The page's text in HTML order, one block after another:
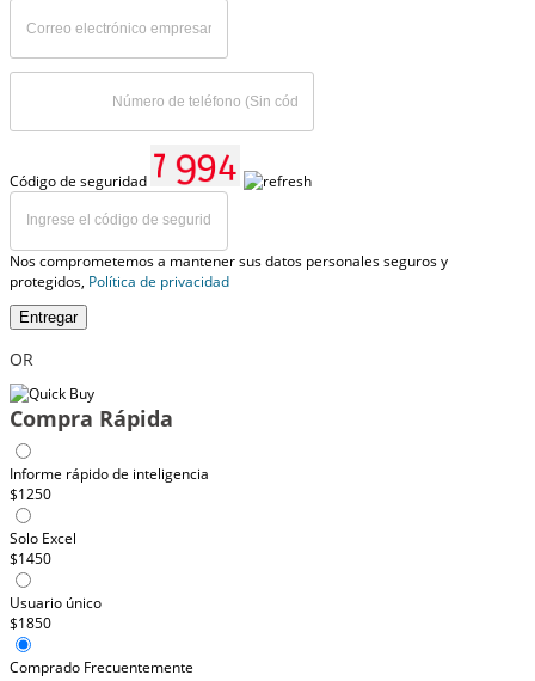
Código de seguridad
Nos comprometemos a mantener sus datos personales seguros y
protegidos, Política de privacidad
Entregar
OR
Compra Rápida
Informe rápido de inteligencia
$1250
Solo Excel
$1450
Usuario único
$1850
Comprado Frecuentemente